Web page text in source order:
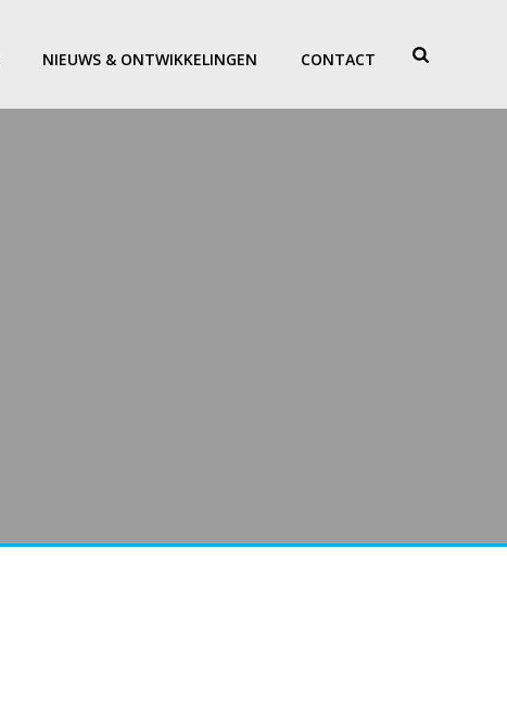
NIEUWS & ONTWIKKELINGEN CONTACT